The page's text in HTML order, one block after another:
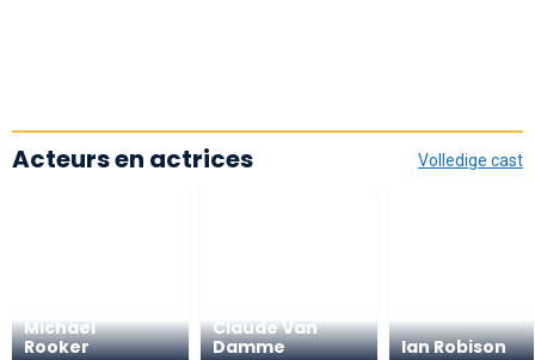
Volledige cast
Acteurs en actrices
Michael
Rooker
Claude Van
Damme
Ian Robison